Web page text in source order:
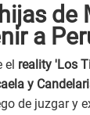
a
el reality 'Los
y
de juzgar y